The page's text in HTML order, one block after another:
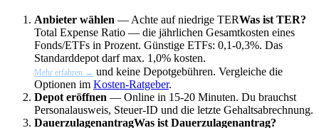
Anbieter wählen — Achte auf niedrige TERWas ist TER?
Total Expense Ratio — die jährlichen Gesamtkosten eines
Fonds/ETFs in Prozent. Günstige ETFs: 0,1-0,3%. Das
Standarddepot darf max. 1,0% kosten.
Mehr erfahren → und keine Depotgebühren. Vergleiche die
Optionen im Kosten-Ratgeber.
Depot eröffnen — Online in 15-20 Minuten. Du brauchst
Personalausweis, Steuer-ID und die letzte Gehaltsabrechnung.
DauerzulagenantragWas ist Dauerzulagenantrag?